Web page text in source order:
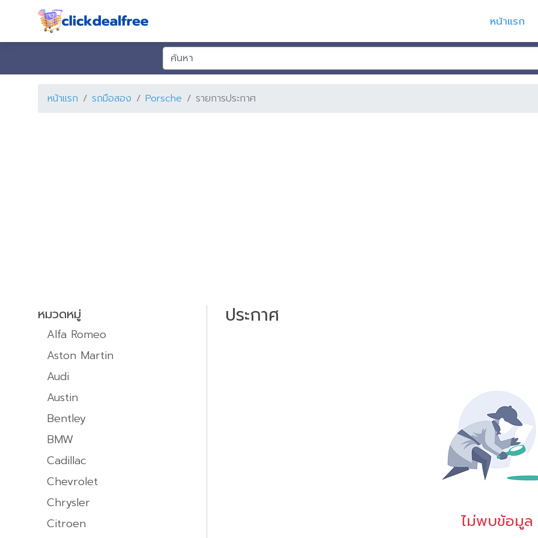
หน้าแรก
หน้าแรก รถมือสอง Porsche รายการประกาศ
หมวดหมู่
Alfa Romeo
Aston Martin
Audi
Austin
Bentley
BMW
Cadillac
Chevrolet
Chrysler
Citroen
ประกาศ
ไม่พบข้อมูล